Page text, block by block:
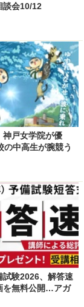
会10/12
神戸女学院が優
中高生が腕競う
試験2026、解答速
を無料公開…アガ